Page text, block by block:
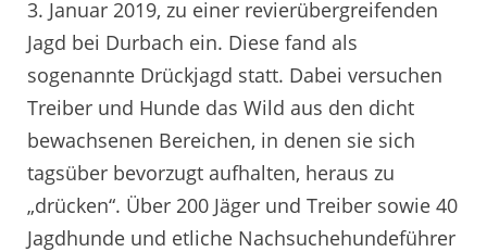
3. Januar 2019, zu einer revierübergreifenden
Jagd bei Durbach ein. Diese fand als
sogenannte Drückjagd statt. Dabei versuchen
Treiber und Hunde das Wild aus den dicht
bewachsenen Bereichen, in denen sie sich
tagsüber bevorzugt aufhalten, heraus zu
„drücken“. Über 200 Jäger und Treiber sowie 40
Jagdhunde und etliche Nachsuchehundeführer